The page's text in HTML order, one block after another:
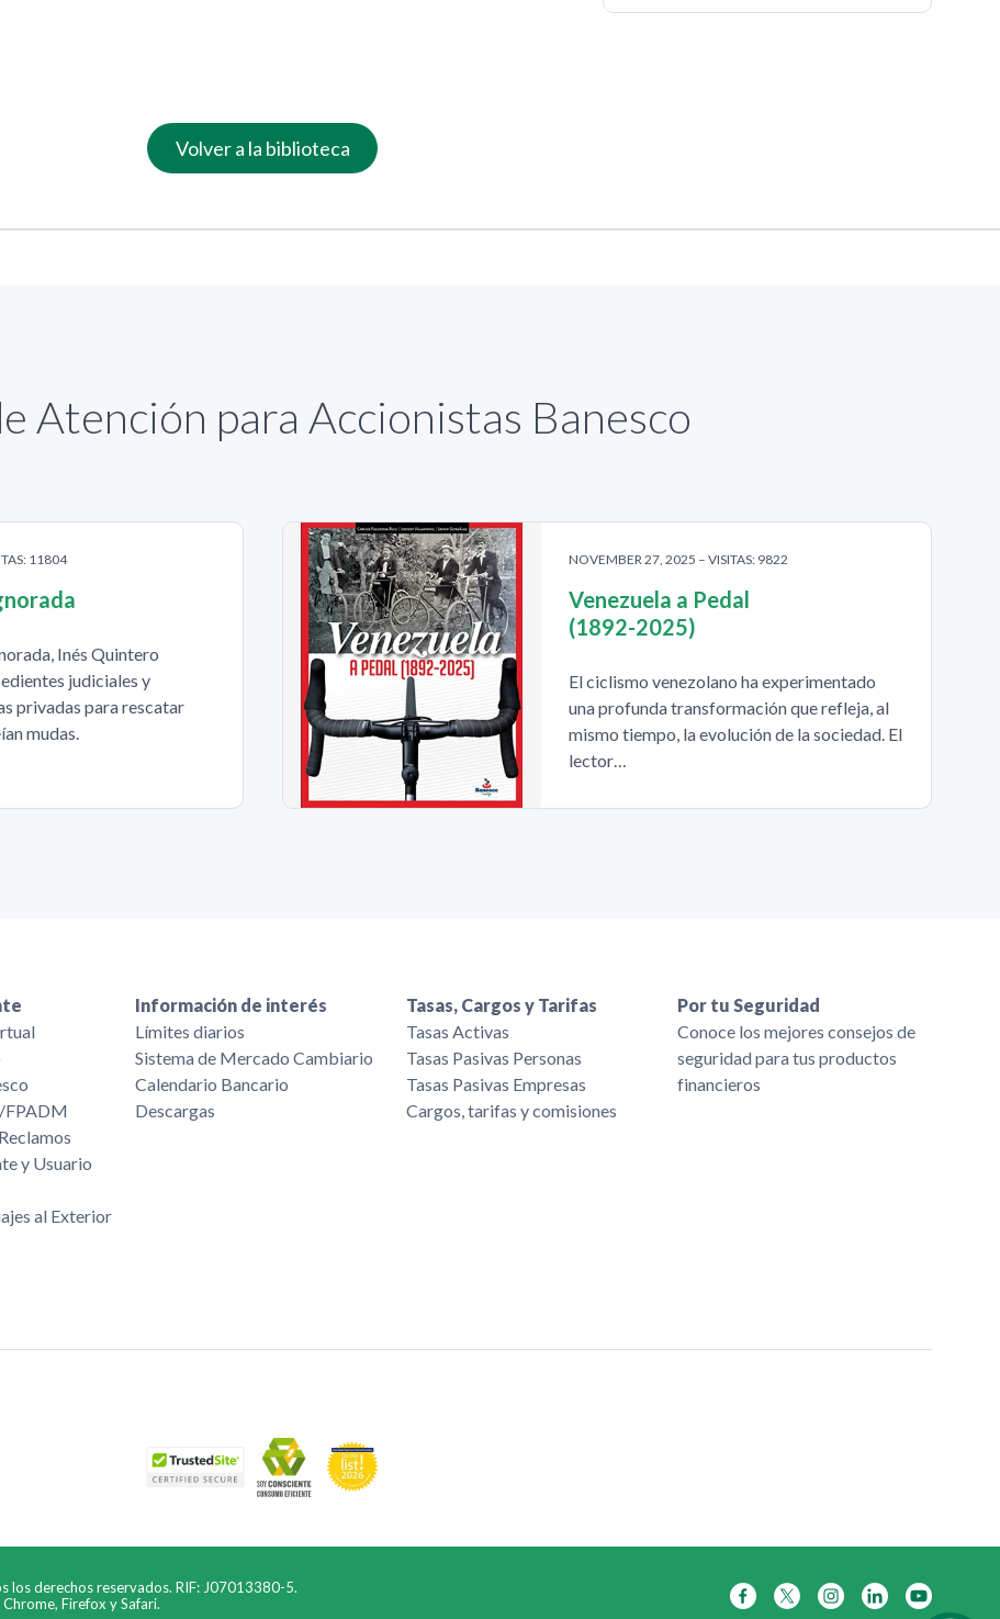
Volver a la biblioteca
Atención para Accionistas Banesco
11804
Inés Quintero
judiciales y
privadas para rescatar
mudas.
NOVEMBER 27, 2025 – VISITAS: 9822
Venezuela a Pedal
(1892-2025)
El ciclismo venezolano ha experimentado
una profunda transformación que refleja, al
mismo tiempo, la evolución de la sociedad. El
lector…
FPADM
y Usuario
al Exterior
Información de interés
Límites diarios
Sistema de Mercado Cambiario
Calendario Bancario
Descargas
Tasas, Cargos y Tarifas
Tasas Activas
Tasas Pasivas Personas
Tasas Pasivas Empresas
Cargos, tarifas y comisiones
Por tu Seguridad
Conoce los mejores consejos de
seguridad para tus productos
financieros
los derechos reservados. RIF: J07013380-5.
Firefox y Safari.